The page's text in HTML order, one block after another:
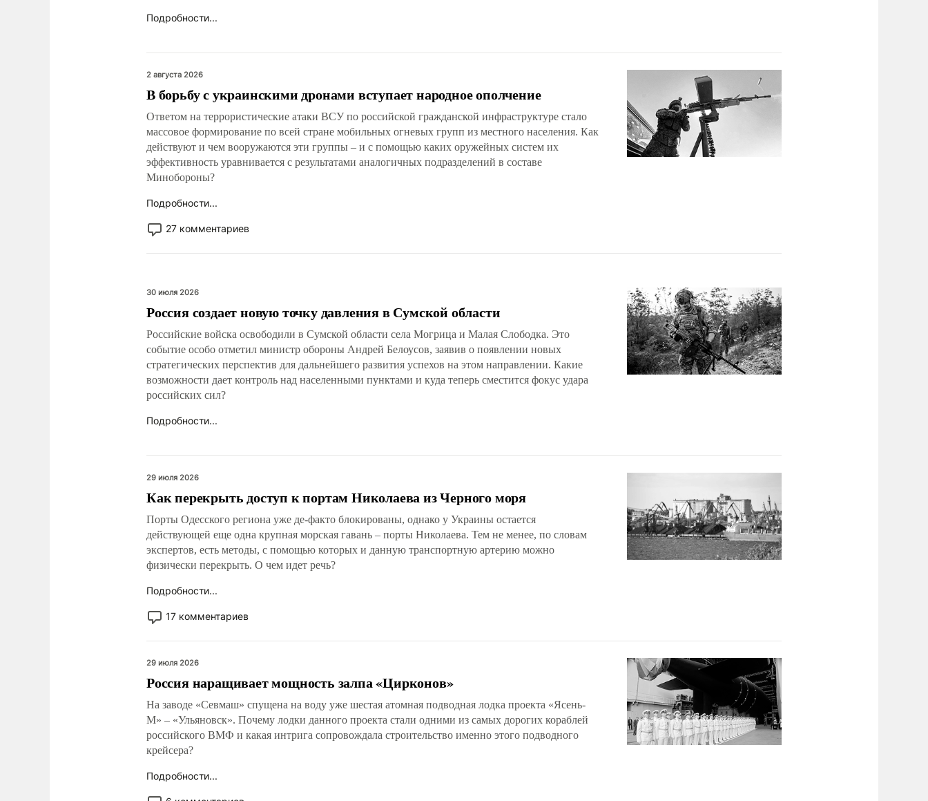
Подробности...
2 августа 2026
В борьбу с украинскими дронами вступает народное ополчение
Ответом на террористические атаки ВСУ по российской гражданской инфраструктуре стало
массовое формирование по всей стране мобильных огневых групп из местного населения. Как
действуют и чем вооружаются эти группы – и с помощью каких оружейных систем их
эффективность уравнивается с результатами аналогичных подразделений в составе
Минобороны?
Подробности...
27 комментариев
30 июля 2026
Россия создает новую точку давления в Сумской области
Российские войска освободили в Сумской области села Могрица и Малая Слободка. Это
событие особо отметил министр обороны Андрей Белоусов, заявив о появлении новых
стратегических перспектив для дальнейшего развития успехов на этом направлении. Какие
возможности дает контроль над населенными пунктами и куда теперь сместится фокус удара
российских сил?
Подробности...
29 июля 2026
Как перекрыть доступ к портам Николаева из Черного моря
Порты Одесского региона уже де-факто блокированы, однако у Украины остается
действующей еще одна крупная морская гавань – порты Николаева. Тем не менее, по словам
экспертов, есть методы, с помощью которых и данную транспортную артерию можно
физически перекрыть. О чем идет речь?
Подробности...
17 комментариев
29 июля 2026
Россия наращивает мощность залпа «Цирконов»
На заводе «Севмаш» спущена на воду уже шестая атомная подводная лодка проекта «Ясень-
М» – «Ульяновск». Почему лодки данного проекта стали одними из самых дорогих кораблей
российского ВМФ и какая интрига сопровождала строительство именно этого подводного
крейсера?
Подробности...